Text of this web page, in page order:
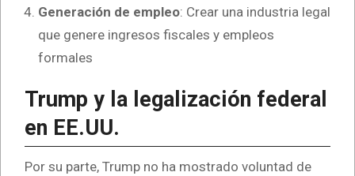
Generación de empleo: Crear una industria legal
que genere ingresos fiscales y empleos
formales
Trump y la legalización federal
en EE.UU.
Por su parte, Trump no ha mostrado voluntad de